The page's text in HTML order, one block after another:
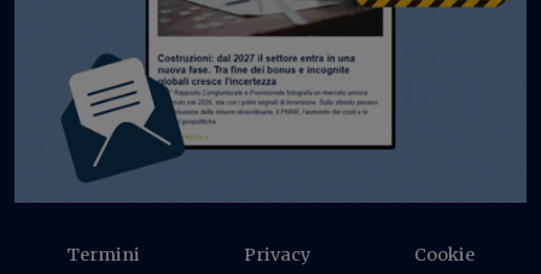
Termini Privacy Cookie